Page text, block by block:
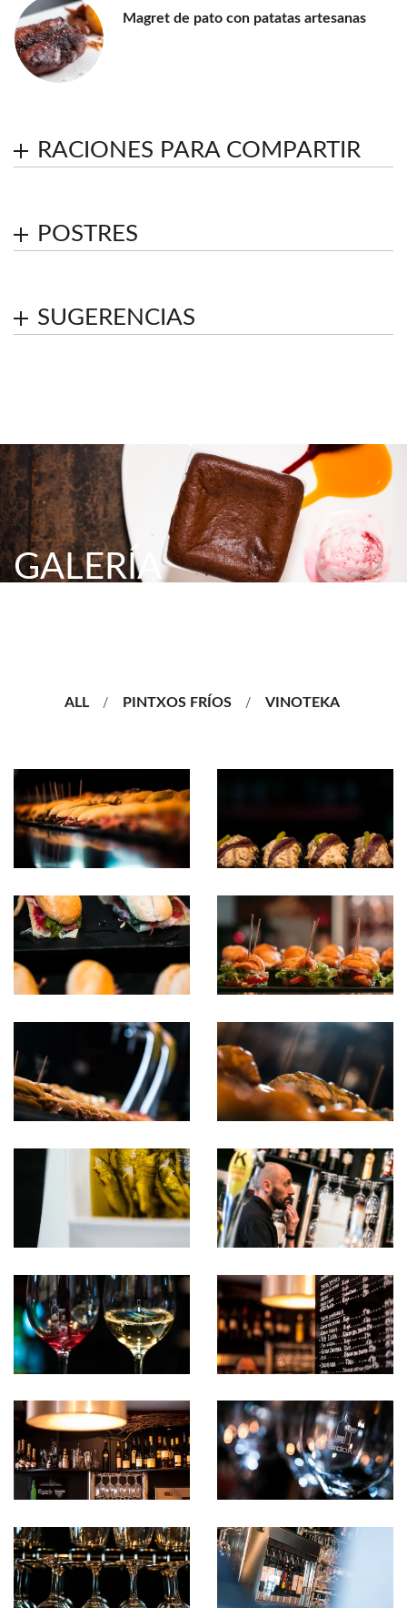
Magret de pato con patatas artesanas
RACIONES PARA COMPARTIR
POSTRES
SUGERENCIAS
GALERÍA
ALL PINTXOS FRÍOS VINOTEKA
pintxo 007 pintxo 006
pintxo 005 pintxo 004
pintxo 003 pintxo 002
pintxo 001 Vinoteka 004
vinoteka 003 vinoteka 002
vinoteka 001 Vinoteka 17
Vinoteka 16 Vinoteka 15